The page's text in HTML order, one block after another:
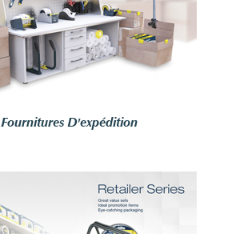
Fournitures D'expédition